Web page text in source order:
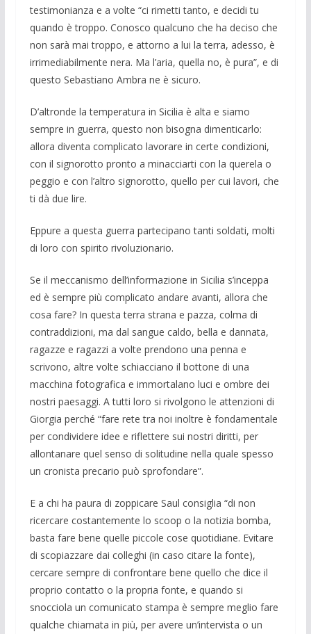
testimonianza e a volte “ci rimetti tanto, e decidi tu
quando è troppo. Conosco qualcuno che ha deciso che
non sarà mai troppo, e attorno a lui la terra, adesso, è
irrimediabilmente nera. Ma l’aria, quella no, è pura”, e di
questo Sebastiano Ambra ne è sicuro.
D’altronde la temperatura in Sicilia è alta e siamo
sempre in guerra, questo non bisogna dimenticarlo:
allora diventa complicato lavorare in certe condizioni,
con il signorotto pronto a minacciarti con la querela o
peggio e con l’altro signorotto, quello per cui lavori, che
ti dà due lire.
Eppure a questa guerra partecipano tanti soldati, molti
di loro con spirito rivoluzionario.
Se il meccanismo dell’informazione in Sicilia s’inceppa
ed è sempre più complicato andare avanti, allora che
cosa fare? In questa terra strana e pazza, colma di
contraddizioni, ma dal sangue caldo, bella e dannata,
ragazze e ragazzi a volte prendono una penna e
scrivono, altre volte schiacciano il bottone di una
macchina fotografica e immortalano luci e ombre dei
nostri paesaggi. A tutti loro si rivolgono le attenzioni di
Giorgia perché “fare rete tra noi inoltre è fondamentale
per condividere idee e riflettere sui nostri diritti, per
allontanare quel senso di solitudine nella quale spesso
un cronista precario può sprofondare”.
E a chi ha paura di zoppicare Saul consiglia “di non
ricercare costantemente lo scoop o la notizia bomba,
basta fare bene quelle piccole cose quotidiane. Evitare
di scopiazzare dai colleghi (in caso citare la fonte),
cercare sempre di confrontare bene quello che dice il
proprio contatto o la propria fonte, e quando si
snocciola un comunicato stampa è sempre meglio fare
qualche chiamata in più, per avere un’intervista o un